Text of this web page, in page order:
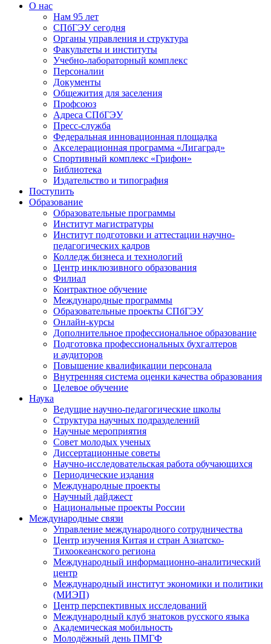
О нас
Нам 95 лет
СПбГЭУ сегодня
Органы управления и структура
Факультеты и институты
Учебно-лабораторный комплекс
Персоналии
Документы
Общежития для заселения
Профсоюз
Адреса СПбГЭУ
Пресс-служба
Федеральная инновационная площадка
Акселерационная программа «Лигаград»­­
Спортивный комплекс «Грифон»
Библиотека
Издательство и типография
Поступить
Образование
Образовательные программы
Институт магистратуры
Институт подготовки и аттестации научно-
педагогических кадров
Колледж бизнеса и технологий
Центр инклюзивного образования
Филиал
Контрактное обучение
Международные программы
Образовательные проекты СПбГЭУ
Онлайн-курсы
Дополнительное профессиональное образование
Подготовка профессиональных бухгалтеров
и аудиторов
Повышение квалификации персонала
Внутренняя система оценки качества образования
Целевое обучение
Наука
Ведущие научно-педагогические школы
Структура научных подразделений
Научные мероприятия
Совет молодых ученых
Диссертационные советы
Научно-исследовательская работа обучающихся
Периодические издания
Международные проекты
Научный дайджест
Национальные проекты России
Международные связи
Управление международного сотрудничества
Центр изучения Китая и стран Азиатско-
Тихоокеанского региона
Международный информационно-аналитический
центр
Международный институт экономики и политики
(МИЭП)
Центр перспективных исследований
Международный клуб знатоков русского языка
Академическая мобильность
Молодёжный день ПМГФ